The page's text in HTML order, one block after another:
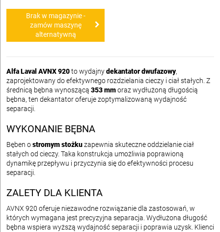
Brak w magazynie -
zamów maszynę
alternatywną
Alfa Laval AVNX 920to wydajnydekantator dwufazowy,
zaprojektowany do efektywnego rozdzielania cieczy i ciał stałych. Z
średnicą bębna wynoszącą 353 mmoraz wydłużoną długością
bębna, ten dekantator oferuje zoptymalizowaną wydajność
separacji.
WYKONANIE BĘBNA
Bęben ostromym stożkuzapewnia skuteczne oddzielanie ciał
stałych od cieczy. Taka konstrukcja umożliwia poprawioną
dynamikę przepływu i przyczynia się do efektywności procesu
separacji.
ZALETY DLA KLIENTA
AVNX 920 oferuje niezawodne rozwiązanie dla zastosowań, w
których wymagana jest precyzyjna separacja. Wydłużona długość
bębna wspiera wyższą wydajność separacji i poprawia uzysk. Klienci